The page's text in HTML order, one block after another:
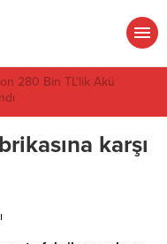
280 Bin TL’lik Akü
karşı